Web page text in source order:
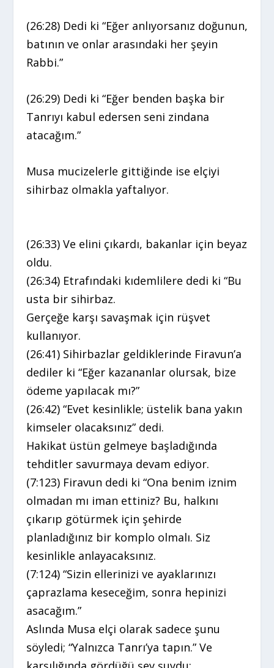
(26:28) Dedi ki “Eğer anlıyorsanız doğunun,
batının ve onlar arasındaki her şeyin
Rabbi.”
(26:29) Dedi ki “Eğer benden başka bir
Tanrıyı kabul edersen seni zindana
atacağım.”
Musa mucizelerle gittiğinde ise elçiyi
sihirbaz olmakla yaftalıyor.
(26:33) Ve elini çıkardı, bakanlar için beyaz
oldu.
(26:34) Etrafındaki kıdemlilere dedi ki “Bu
usta bir sihirbaz.
Gerçeğe karşı savaşmak için rüşvet
kullanıyor.
(26:41) Sihirbazlar geldiklerinde Firavun’a
dediler ki “Eğer kazananlar olursak, bize
ödeme yapılacak mı?”
(26:42) “Evet kesinlikle; üstelik bana yakın
kimseler olacaksınız” dedi.
Hakikat üstün gelmeye başladığında
tehditler savurmaya devam ediyor.
(7:123) Firavun dedi ki “Ona benim iznim
olmadan mı iman ettiniz? Bu, halkını
çıkarıp götürmek için şehirde
planladığınız bir komplo olmalı. Siz
kesinlikle anlayacaksınız.
(7:124) “Sizin ellerinizi ve ayaklarınızı
çaprazlama keseceğim, sonra hepinizi
asacağım.”
Aslında Musa elçi olarak sadece şunu
söyledi; “Yalnızca Tanrı’ya tapın.” Ve